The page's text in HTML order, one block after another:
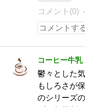
コメント(0)
コーヒー牛乳
鬱々とした
もしろさが
のシリーズ